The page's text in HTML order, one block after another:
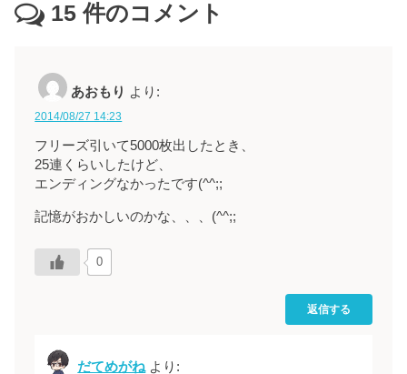
15 件のコメント
あおもり より:
2014/08/27 14:23
フリーズ引いて5000枚出したとき、
25連くらいしたけど、
エンディングなかったです(^^;;
記憶がおかしいのかな、、、(^^;;
0
返信する
だてめがね より: